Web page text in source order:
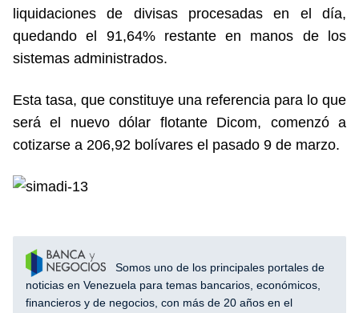
liquidaciones de divisas procesadas en el día,
quedando el 91,64% restante en manos de los
sistemas administrados.
Esta tasa, que constituye una referencia para lo que
será el nuevo dólar flotante Dicom, comenzó a
cotizarse a 206,92 bolívares el pasado 9 de marzo.
Somos uno de los principales portales de
noticias en Venezuela para temas bancarios, económicos,
financieros y de negocios, con más de 20 años en el